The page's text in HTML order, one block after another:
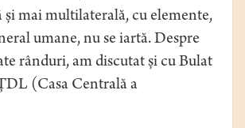
mai multilaterală, cu elemente,
umane, nu se iartă. Despre
rânduri, am discutat și cu Bulat
(Casa Centrală a